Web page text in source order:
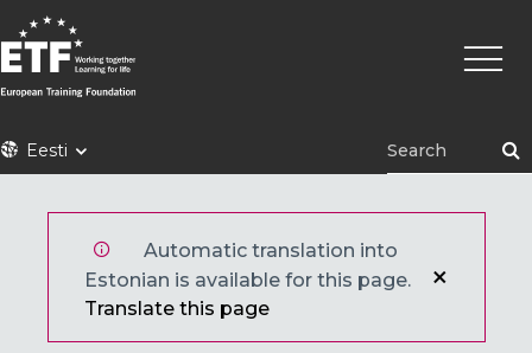
Liigu
edasi
põhisisu
juurde
ETFEesti
Automatic translation into
Estonian is available for this page.
Translate this page